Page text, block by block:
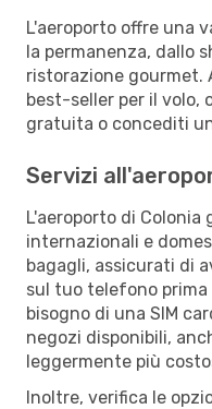
L'aeroporto offre una
la permanenza, dallo
ristorazione gourmet.
best-seller per il volo,
gratuita o concediti
Servizi
L'aeroporto di Colonia
internazionali e
bagagli, assicurati di
sul tuo telefono prima
bisogno di una SIM
negozi disponibili,
leggermente più
Inoltre, verifica le